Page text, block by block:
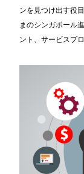
ンを見つけ出す役
まのシンガポール
ント、サービスプ